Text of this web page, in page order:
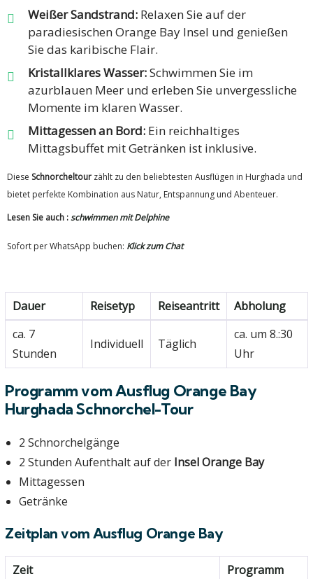
Weißer Sandstrand: Relaxen Sie auf der
paradiesischen Orange Bay Insel und genießen
Sie das karibische Flair.
Kristallklares Wasser:Schwimmen Sie im
azurblauen Meer und erleben Sie unvergessliche
Momente im klaren Wasser.
Mittagessen an Bord: Ein reichhaltiges
Mittagsbuffet mit Getränken ist inklusive.
Diese Schnorcheltour zählt zu den beliebtesten Ausflügen in Hurghada und
bietet perfekte Kombination aus Natur, Entspannung und Abenteuer.
Lesen Sie auch :schwimmen mit Delphine
Sofort per WhatsApp buchen: Klick zum Chat
Dauer Reisetyp Reiseantritt
Abholung
ca. 7
Stunden
Individuell Täglich
ca. um 8.:30
Uhr
Programm vom Ausflug Orange Bay
Hurghada Schnorchel-Tour
2 Schnorchelgänge
2 Stunden Aufenthalt auf der Insel Orange Bay
Mittagessen
Getränke
Zeitplan vom Ausflug Orange Bay
Zeit Programm